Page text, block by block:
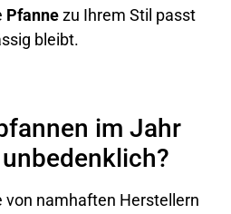
Pfannezu Ihrem Stil passt
bleibt.
im Jahr
von namhaften Herstellern